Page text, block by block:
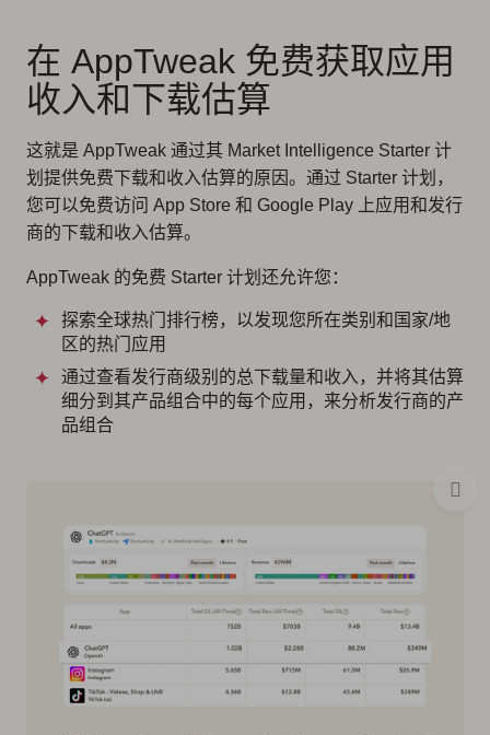
在 AppTweak 免费获取应用
收入和下载估算
这就是 AppTweak 通过其 Market Intelligence Starter 计
划提供免费下载和收入估算的原因。通过 Starter 计划，
您可以免费访问 App Store 和 Google Play 上应用和发行
商的下载和收入估算。
AppTweak 的免费 Starter 计划还允许您：
探索全球热门排行榜，以发现您所在类别和国家/地
区的热门应用
通过查看发行商级别的总下载量和收入，并将其估算
细分到其产品组合中的每个应用，来分析发行商的产
品组合